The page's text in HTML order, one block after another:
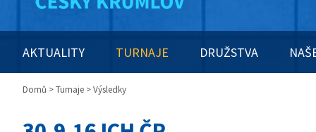
AKTUALITY TURNAJE DRUŽSTVA
Domů >Turnaje > Výsledky